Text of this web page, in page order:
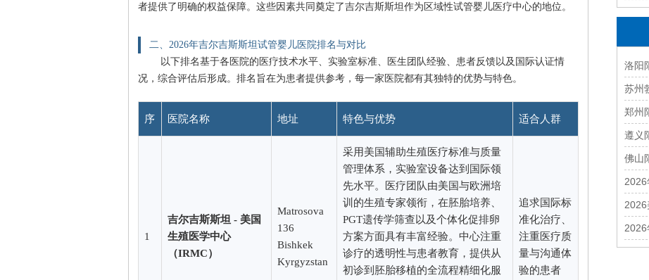
者提供了明确的权益保障。这些因素共同奠定了吉尔吉斯斯坦作为区域性试管婴儿医疗中心的地位。
二、2026年吉尔吉斯斯坦试管婴儿医院排名与对比
以下排名基于各医院的医疗技术水平、实验室标准、医生团队经验、患者反馈以及国际认证情
况，综合评估后形成。排名旨在为患者提供参考，每一家医院都有其独特的优势与特色。
序 医院名称 地址 特色与优势 适合人群
1
吉尔吉斯斯坦 - 美国
生殖医学中心
（IRMC）
Matrosova
136
Bishkek
Kyrgyzstan
采用美国辅助生殖医疗标准与质量
管理体系，实验室设备达到国际领
先水平。医疗团队由美国与欧洲培
训的生殖专家领衔，在胚胎培养、
PGT遗传学筛查以及个体化促排卵
方案方面具有丰富经验。中心注重
诊疗的透明性与患者教育，提供从
初诊到胚胎移植的全流程精细化服
追求国际标
准化治疗、
注重医疗质
量与沟通体
验的患者
洛阳
苏州
郑州
遵义
佛山
功率
2026
院推
试管